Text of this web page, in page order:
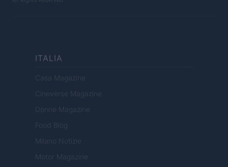
ITALIA
Casa Magazine
Cineverse Magazine
Donne Magazine
Food Blog
Milano Notizie
Motor Magazine